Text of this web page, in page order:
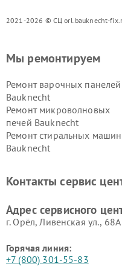
2021-2026 © СЦ orl.bauknecht-
Мы ремонтируем
Ремонт варочных панелей
Bauknecht
Ремонт микроволновых
печей Bauknecht
Ремонт стиральных машин
Bauknecht
Контакты сервис
Адрес сервисного
г. Орёл, Ливенская ул., 68А
Горячая линия:
+7 (800) 301-55-83